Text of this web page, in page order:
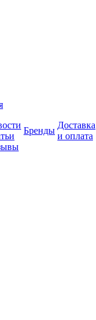
Бренды
Доставка
и оплата